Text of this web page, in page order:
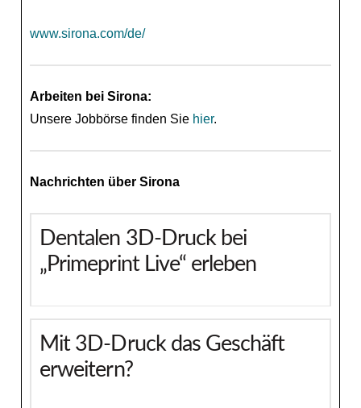
www.sirona.com/de/
Arbeiten bei Sirona:
Unsere Jobbörse finden Sie hier.
Nachrichten über Sirona
Dentalen 3D-Druck bei
„Primeprint Live“ erleben
Mit 3D-Druck das Geschäft
erweitern?